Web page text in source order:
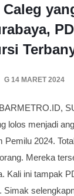
Caleg
G 14 MARET 2024
lolos menjadi
Pemilu 2024.
Mereka
Kali ini tampak
Simak